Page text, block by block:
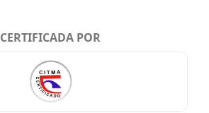
CERTIFICADA POR